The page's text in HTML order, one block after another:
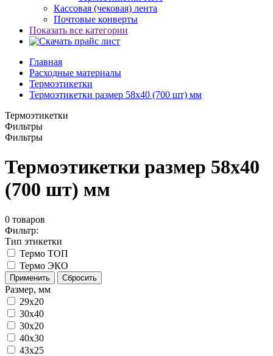
Кассовая (чековая) лента
Почтовые конверты
Показать все категории
Главная
Расходные материалы
Термоэтикетки
Термоэтикетки размер 58x40 (700 шт) мм
Термоэтикетки
Фильтры
Фильтры
Термоэтикетки размер 58x40
(700 шт) мм
0 товаров
Фильтр:
Тип этикетки
Термо ТОП
Термо ЭКО
Применить Сбросить
Размер, мм
29x20
30x40
30х20
40x30
43х25